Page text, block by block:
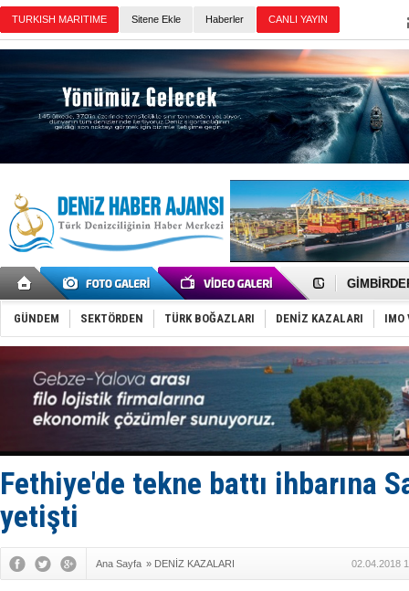
Sitene Ekle Haberler
İngiliz
FESCO,
35 milyon
İnsansız
Yüzyıl
Anadolu
Derince,
Tüpraş,
İTU AUV,
LNG
PROYAD,
Türkiye-
GÜNDEM SEKTÖRDEN TÜRK BOĞAZLARI DENİZ KAZALARI IMO
Fethiye'de tekne battı ihbarına
yetişti
Ana Sayfa » DENİZ KAZALARI 02.04.2018